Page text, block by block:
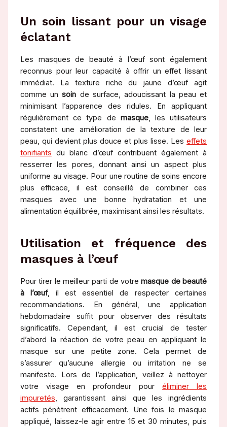
Un soin lissant pour un visage
éclatant
Les masques de beauté à l’œuf sont également
reconnus pour leur capacité à offrir un effet lissant
immédiat. La texture riche du jaune d’œuf agit
comme unsoin de surface, adoucissant la peau et
minimisant l’apparence des ridules. En appliquant
régulièrement ce type de masque, les utilisateurs
constatent une amélioration de la texture de leur
peau, qui devient plus douce et plus lisse. Leseffets
tonifiants du blanc d’œuf contribuent également à
resserrer les pores, donnant ainsi un aspect plus
uniforme au visage. Pour une routine de soins encore
plus efficace, il est conseillé de combiner ces
masques avec une bonne hydratation et une
alimentation équilibrée, maximisant ainsi les résultats.
Utilisation et fréquence des
masques à l’œuf
Pour tirer le meilleur parti de votremasque de beauté
à l’œuf, il est essentiel de respecter certaines
recommandations. En général, une application
hebdomadaire suffit pour observer des résultats
significatifs. Cependant, il est crucial de tester
d’abord la réaction de votre peau en appliquant le
masque sur une petite zone. Cela permet de
s’assurer qu’aucune allergie ou irritation ne se
manifeste. Lors de l’application, veillez à nettoyer
votre visage en profondeur pouréliminer les
impuretés, garantissant ainsi que les ingrédients
actifs pénètrent efficacement. Une fois le masque
appliqué, laissez-le agir entre 15 et 30 minutes, puis